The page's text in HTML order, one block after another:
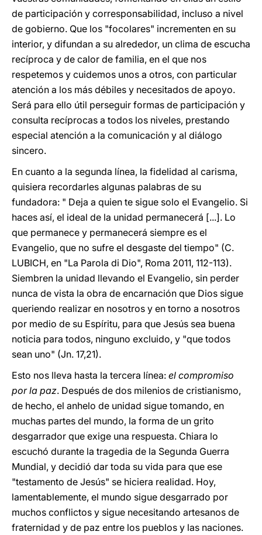
de participación y corresponsabilidad, incluso a nivel
de gobierno. Que los "focolares" incrementen en su
interior, y difundan a su alrededor, un clima de escucha
recíproca y de calor de familia, en el que nos
respetemos y cuidemos unos a otros, con particular
atención a los más débiles y necesitados de apoyo.
Será para ello útil perseguir formas de participación y
consulta recíprocas a todos los niveles, prestando
especial atención a la comunicación y al diálogo
sincero.
En cuanto a la segunda línea, la fidelidad al carisma,
quisiera recordarles algunas palabras de su
fundadora: " Deja a quien te sigue solo el Evangelio. Si
haces así, el ideal de la unidad permanecerá [...]. Lo
que permanece y permanecerá siempre es el
Evangelio, que no sufre el desgaste del tiempo" (C.
LUBICH, en "La Parola di Dio", Roma 2011, 112-113).
Siembren la unidad llevando el Evangelio, sin perder
nunca de vista la obra de encarnación que Dios sigue
queriendo realizar en nosotros y en torno a nosotros
por medio de su Espíritu, para que Jesús sea buena
noticia para todos, ninguno excluido, y "que todos
sean uno" (Jn. 17,21).
Esto nos lleva hasta la tercera línea: el compromiso
por la paz. Después de dos milenios de cristianismo,
de hecho, el anhelo de unidad sigue tomando, en
muchas partes del mundo, la forma de un grito
desgarrador que exige una respuesta. Chiara lo
escuchó durante la tragedia de la Segunda Guerra
Mundial, y decidió dar toda su vida para que ese
"testamento de Jesús" se hiciera realidad. Hoy,
lamentablemente, el mundo sigue desgarrado por
muchos conflictos y sigue necesitando artesanos de
fraternidad y de paz entre los pueblos y las naciones.